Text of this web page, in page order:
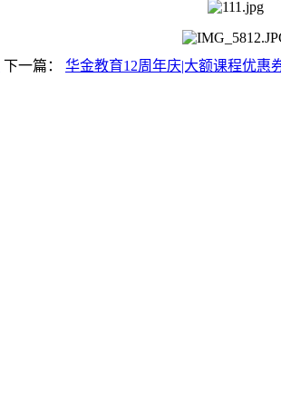
下一篇： 华金教育12周年庆|大额课程优惠